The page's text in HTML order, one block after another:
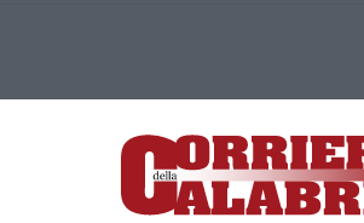
Lamezia Terme (CZ)
responsabile Paola Militano |Privacy